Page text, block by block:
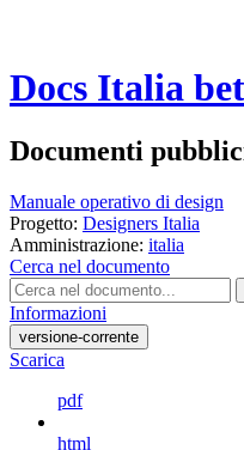
Docs Italia
Documenti
Manuale operativo di design
Progetto: Designers Italia
Amministrazione: italia
Cerca nel documento
Informazioni
versione-corrente
Scarica
pdf
html